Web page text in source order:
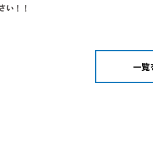
い！！
一覧